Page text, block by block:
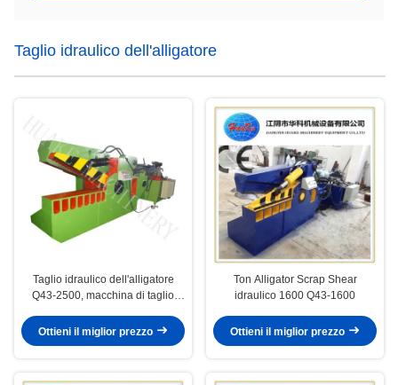
Taglio idraulico dell'alligatore
Taglio idraulico dell'alligatore
Q43-2500, macchina di taglio
Ottieni il miglior prezzo
Ton Alligator Scrap Shear
idraulico 1600 Q43-1600
Ottieni il miglior prezzo